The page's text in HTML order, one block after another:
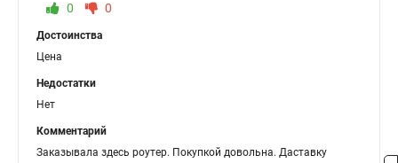
0 0
Достоинства
Цена
Недостатки
Нет
Комментарий
Заказывала здесь роутер. Покупкой довольна. Даставку